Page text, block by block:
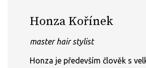
Honza Kořínek
master hair stylist
Honza je především člověk s